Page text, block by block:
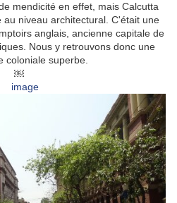
mendicité en effet, mais Calcutta
niveau architectural. C'était une
anglais, ancienne capitale de
Nous y retrouvons donc une
coloniale superbe.
￼